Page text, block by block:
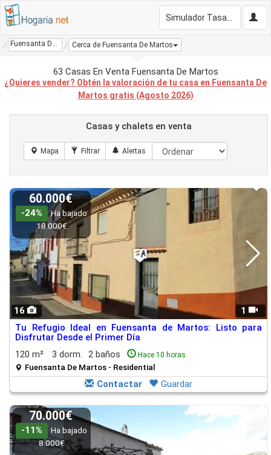
Fuensanta De Martos Cerca de Fuensanta De Martos
63 Casas En Venta Fuensanta De Martos
¿Quieres vender? Obtén la valoración de tu casa en Fuensanta De
Martos gratis (Agosto 2026)
Casas y chalets en venta
16 1
60.000€
-24%
Ha bajado
18.000€
Tu Refugio Ideal en Fuensanta de Martos: Listo para
Disfrutar Desde el Primer Día
120 m²
3 dorm. 2 baños Hace 10 horas
Fuensanta De Martos - Residential
Contactar Guardar
70.000€
-11%
Ha bajado
8.000€